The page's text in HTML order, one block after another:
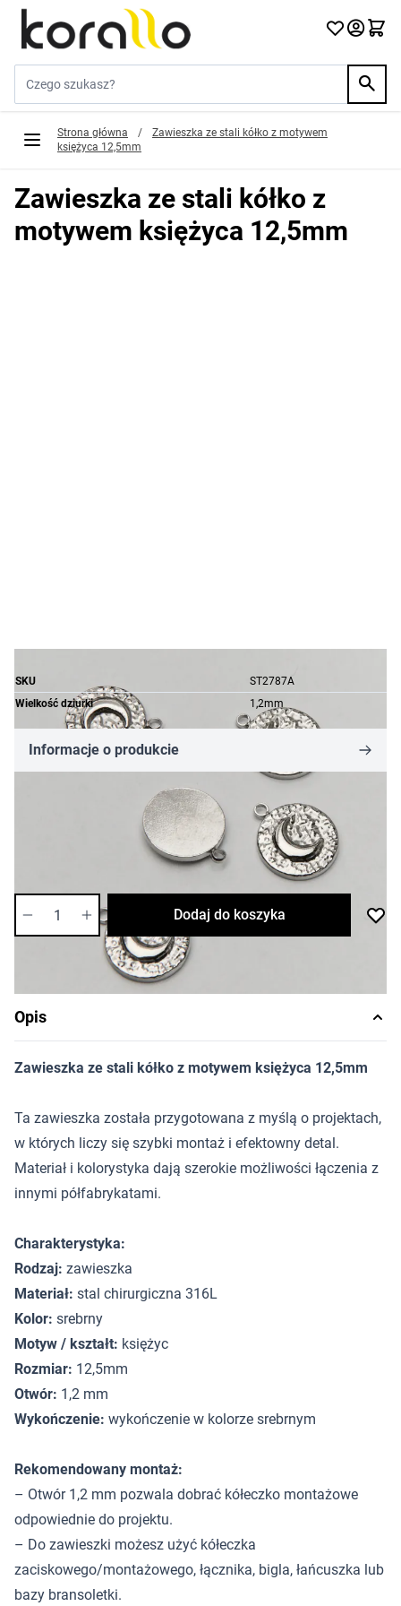
Przejdź do treści
Strona główna /
Zawieszka ze stali kółko z motywem
księżyca 12,5mm
Zawieszka ze stali kółko z
motywem księżyca 12,5mm
SKU
ST2787A
Wielkość dziurki
1,2mm
Informacje o produkcie
Dostępność:
Dodaj do koszyka
Opis
Zawieszka ze stali kółko z motywem księżyca 12,5mm
Ta zawieszka została przygotowana z myślą o projektach,
w których liczy się szybki montaż i efektowny detal.
Materiał i kolorystyka dają szerokie możliwości łączenia z
innymi półfabrykatami.
Charakterystyka:
Rodzaj: zawieszka
Materiał: stal chirurgiczna 316L
Kolor: srebrny
Motyw / kształt: księżyc
Rozmiar: 12,5mm
Otwór: 1,2 mm
Wykończenie: wykończenie w kolorze srebrnym
Rekomendowany montaż:
– Otwór 1,2 mm pozwala dobrać kółeczko montażowe
odpowiednie do projektu.
– Do zawieszki możesz użyć kółeczka
zaciskowego/montażowego, łącznika, bigla, łańcuszka lub
bazy bransoletki.